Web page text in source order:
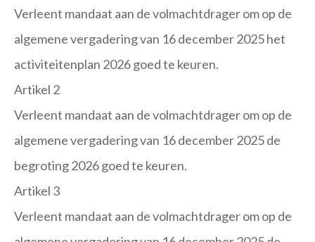
Verleent mandaat aan de volmachtdrager om op de
algemene vergadering van 16 december 2025 het
activiteitenplan 2026 goed te keuren.
Artikel 2
Verleent mandaat aan de volmachtdrager om op de
algemene vergadering van 16 december 2025 de
begroting 2026 goed te keuren.
Artikel 3
Verleent mandaat aan de volmachtdrager om op de